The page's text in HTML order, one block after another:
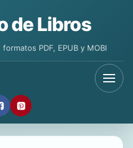
de Libros
PDF, EPUB y MOBI